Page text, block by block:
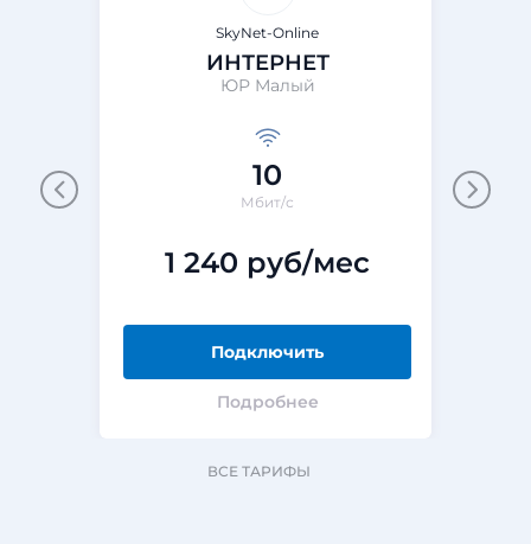
SkyNet-Online
ИНТЕРНЕТ
ЮР Малый
10
Мбит/с
1 240 руб/мес
Подключить
Подробнее
ВСЕ ТАРИФЫ